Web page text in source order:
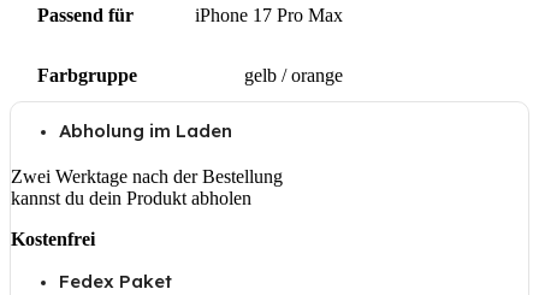
Passend für iPhone 17 Pro Max
Farbgruppe gelb / orange
Abholung im Laden
Zwei Werktage nach der Bestellung
kannst du dein Produkt abholen
Kostenfrei
Fedex Paket